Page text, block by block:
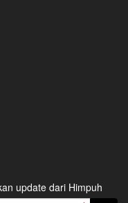
update dari Himpuh